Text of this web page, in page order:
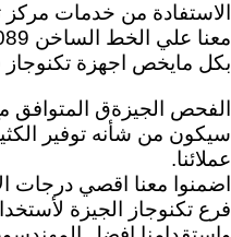
الاستفادة من خدمات مركز
بكل مايخص اجهزة تكنوجاز
الفحص الجيزةق المتوافق
سيكون من شأنه توفير
عملائنا.
اضمنوا معنا اقصي درجات
فرع تكنوجاز الجيزة